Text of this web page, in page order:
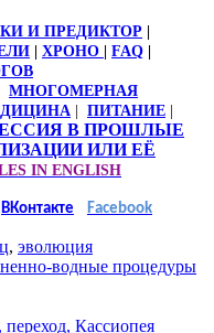
И ПРЕДИКТОР |
| ХРОНО | FAQ |
МНОГОМЕРНАЯ
| ПИТАНИЕ |
В ПРОШЛЫЕ
ИЛИ ЕЁ
IN ENGLISH
ВКонтакте Facebook
, эволюция
водные процедуры
переход, Кассиопея